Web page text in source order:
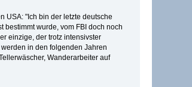
USA: "Ich bin der letzte deutsche
bestimmt wurde, vom FBI doch noch
einzige, der trotz intensivster
in den folgenden Jahren
Wanderarbeiter auf